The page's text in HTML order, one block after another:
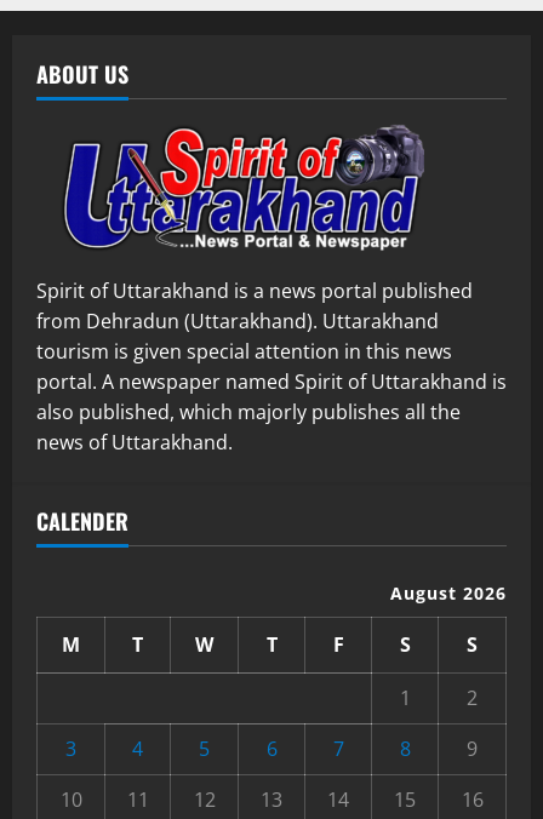
ABOUT US
Spirit of Uttarakhand is a news portal published
from Dehradun (Uttarakhand). Uttarakhand
tourism is given special attention in this news
portal. A newspaper named Spirit of Uttarakhand is
also published, which majorly publishes all the
news of Uttarakhand.
CALENDER
August 2026
M T W T F S
S
1
2
3
4 5 6 7 8
9
10
11 12 13 14 15
16